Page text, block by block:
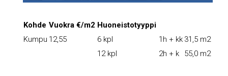
Kohde Vuokra €/m2 Huoneistotyyppi
Kumpu 12,55 6 kpl 1h + kk 31,5 m2
12 kpl
2h + k 55,0 m2